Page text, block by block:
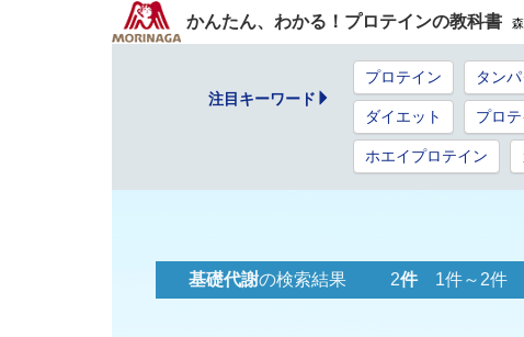
かんたん、わかる！プロテインの教科書
注目キーワード
プロテイン タン
ダイエット プロ
ホエイプロテイン
基礎代謝の検索結果 2件1件～2件